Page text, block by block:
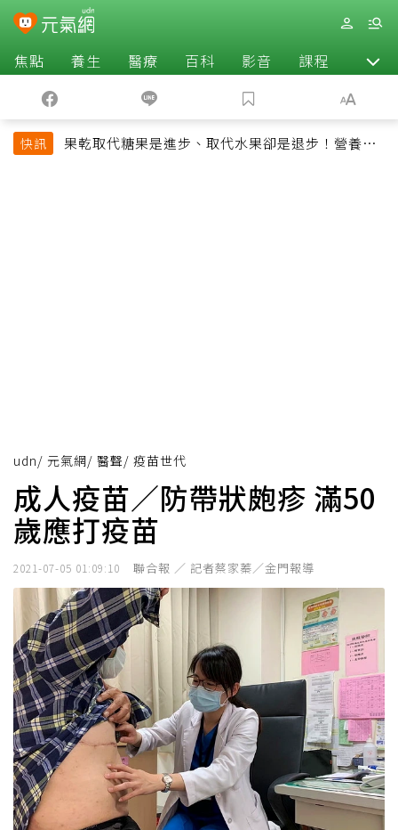
焦點 養生 醫療 百科 影音 課程 退休
快訊
果乾取代糖果是進步、取代水果卻是退步！營養師
udn/ 元氣網/ 醫聲/ 疫苗世代
成人疫苗／防帶狀皰疹 滿50
歲應打疫苗
2021-07-05 01:09:10 聯合報 ／ 記者蔡家蓁／金門報導